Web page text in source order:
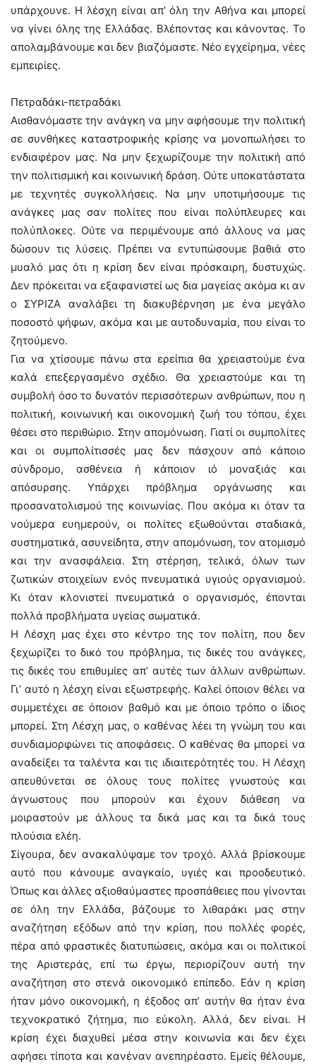
υπάρχουνε. Η λέσχη είναι απ’ όλη την Αθήνα και μπορεί
να γίνει όλης της Ελλάδας. Βλέποντας και κάνοντας. Το
απολαμβάνουμε και δεν βιαζόμαστε. Νέο εγχείρημα, νέες
εμπειρίες.
Πετραδάκι-πετραδάκι
Αισθανόμαστε την ανάγκη να μην αφήσουμε την πολιτική
σε συνθήκες καταστροφικής κρίσης να μονοπωλήσει το
ενδιαφέρον μας. Να μην ξεχωρίζουμε την πολιτική από
την πολιτισμική και κοινωνική δράση. Ούτε υποκατάστατα
με τεχνητές συγκολλήσεις. Να μην υποτιμήσουμε τις
ανάγκες μας σαν πολίτες που είναι πολύπλευρες και
πολύπλοκες. Ούτε να περιμένουμε από άλλους να μας
δώσουν τις λύσεις. Πρέπει να εντυπώσουμε βαθιά στο
μυαλό μας ότι η κρίση δεν είναι πρόσκαιρη, δυστυχώς.
Δεν πρόκειται να εξαφανιστεί ως δια μαγείας ακόμα κι αν
ο ΣΥΡΙΖΑ αναλάβει τη διακυβέρνηση με ένα μεγάλο
ποσοστό ψήφων, ακόμα και με αυτοδυναμία, που είναι το
ζητούμενο.
Για να χτίσουμε πάνω στα ερείπια θα χρειαστούμε ένα
καλά επεξεργασμένο σχέδιο. Θα χρειαστούμε και τη
συμβολή όσο το δυνατόν περισσότερων ανθρώπων, που η
πολιτική, κοινωνική και οικονομική ζωή του τόπου, έχει
θέσει στο περιθώριο. Στην απομόνωση. Γιατί οι συμπολίτες
και οι συμπολίτισσές μας δεν πάσχουν από κάποιο
σύνδρομο, ασθένεια ή κάποιον ιό μοναξιάς και
απόσυρσης. Υπάρχει πρόβλημα οργάνωσης και
προσανατολισμού της κοινωνίας. Που ακόμα κι όταν τα
νούμερα ευημερούν, οι πολίτες εξωθούνται σταδιακά,
συστηματικά, ασυνείδητα, στην απομόνωση, τον ατομισμό
και την ανασφάλεια. Στη στέρηση, τελικά, όλων των
ζωτικών στοιχείων ενός πνευματικά υγιούς οργανισμού.
Κι όταν κλονιστεί πνευματικά ο οργανισμός, έπονται
πολλά προβλήματα υγείας σωματικά.
Η Λέσχη μας έχει στο κέντρο της τον πολίτη, που δεν
ξεχωρίζει το δικό του πρόβλημα, τις δικές του ανάγκες,
τις δικές του επιθυμίες απ’ αυτές των άλλων ανθρώπων.
Γι’ αυτό η λέσχη είναι εξωστρεφής. Καλεί όποιον θέλει να
συμμετέχει σε όποιον βαθμό και με όποιο τρόπο ο ίδιος
μπορεί. Στη Λέσχη μας, ο καθένας λέει τη γνώμη του και
συνδιαμορφώνει τις αποφάσεις. Ο καθένας θα μπορεί να
αναδείξει τα ταλέντα και τις ιδιαιτερότητές του. Η Λέσχη
απευθύνεται σε όλους τους πολίτες γνωστούς και
άγνωστους που μπορούν και έχουν διάθεση να
μοιραστούν με άλλους τα δικά μας και τα δικά τους
πλούσια ελέη.
Σίγουρα, δεν ανακαλύψαμε τον τροχό. Αλλά βρίσκουμε
αυτό που κάνουμε αναγκαίο, υγιές και προοδευτικό.
Όπως και άλλες αξιοθαύμαστες προσπάθειες που γίνονται
σε όλη την Ελλάδα, βάζουμε το λιθαράκι μας στην
αναζήτηση εξόδων από την κρίση, που πολλές φορές,
πέρα από φραστικές διατυπώσεις, ακόμα και οι πολιτικοί
της Αριστεράς, επί τω έργω, περιορίζουν αυτή την
αναζήτηση στο στενά οικονομικό επίπεδο. Εάν η κρίση
ήταν μόνο οικονομική, η έξοδος απ’ αυτήν θα ήταν ένα
τεχνοκρατικό ζήτημα, πιο εύκολη. Αλλά, δεν είναι. Η
κρίση έχει διαχυθεί μέσα στην κοινωνία και δεν έχει
αφήσει τίποτα και κανέναν ανεπηρέαστο. Εμείς θέλουμε,